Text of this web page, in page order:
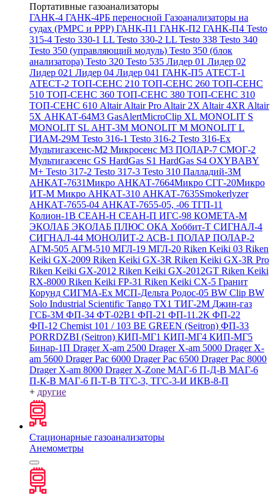
Портативные газоанализаторы
ГАНК-4 ГАНК-4РБ переносной Газоанализаторы на
судах (РМРС и РРР) ГАНК-П1 ГАНК-П2 ГАНК-П4 Testo
315-4 Testo 330-1 LL Testo 330-2 LL Testo 338 Testo 340
Testo 350 (управляющий модуль) Testo 350 (блок
анализатора) Testo 320 Testo 535 Лидер 01 Лидер 02
Лидер 021 Лидер 04 Лидер 041 ГАНК-П5 АТЕСТ-1
АТЕСТ-2 ТОП-СЕНС 210 ТОП-СЕНС 260 ТОП-СЕНС
510 ТОП-СЕНС 360 ТОП-СЕНС 380 ТОП-СЕНС 310
ТОП-СЕНС 610 AltairAltair Pro Altair 2X Altair 4XR Altair
5X АНКАТ-64М3 GasAlertMicroClip XL MONOLIT S
MONOLIT SL АНТ-3М MONOLIT M MONOLIT L
ГИАМ-29М Testo 316-1 Testo 316-2 Testo 316-Ex
Мультигазсенс-М2 Микросенс М3 ПОЛАР-7 СМОГ-2
Мультигазсенс GS HardGas S1 HardGas S4 OXYBABY
M+ Testo 317-2 Testo 317-3 Testo 310 Палладий-3М
АНКАТ-7631Микро АНКАТ-7664Микро СГГ-20Микро
ИТ-М Микро АНКАТ-310 АНКАТ-7635Smokerlyzer
АНКАТ-7655-04 АНКАТ-7655-05, -06 ТГП-11
Колион-1В СЕАН-Н СЕАН-П ИГС-98 КОМЕТА-М
ЭКОЛАБ ЭКОЛАБ ПЛЮС ОКА Хоббит-Т СИГНАЛ-4
СИГНАЛ-44 МОНОЛИТ-2 АСВ-1 ПОЛАР ПОЛАР-2
АГМ-505 АГМ-510 МГЛ-19 МГЛ-20 Riken Keiki 03 Riken
Keiki GX-2009 Riken Keiki GX-3R Riken Keiki GX-3R Pro
Riken Keiki GX-2012 Riken Keiki GX-2012GT Riken Keiki
RX-8000 Riken Keiki FP-31 Riken Keiki CX-5 Гранит
Корунд СИГМА-Ех МСП-Дельта Родос-05 BW Clip BW
Solo Industrial Scientific Tango TX1 ТИГ-2М Джин-газ
ГСБ-3М ФП-34 ФТ-02В1 ФП-21 ФП-11.2К ФП-22
ФП-12 Chemist 101 / 103 BE GREEN (Seitron) ФП-33
PORRDZBI (Seitron) КИП-МГ1 КИП-МГ4 КИП-МГ5
Бинар-1П Drager X-am 2500 Drager X-am 5000 Drager X-
am 5600 Drager Pac 6000 Drager Pac 6500 Drager Pac 8000
Drager X-am 8000 Drager X-Zone МАГ-6 П-Д-В МАГ-6
П-К-В МАГ-6 П-Т-В ТГС-3, ТГС-3-И ИКВ-8-П
+ другие
Стационарные газоанализаторы
Анемометры